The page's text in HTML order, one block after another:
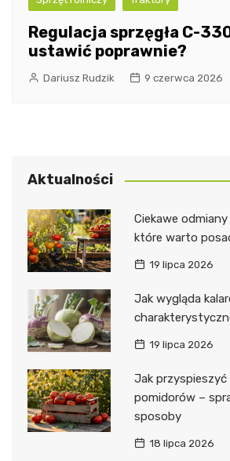
Regulacja sprzęgła C-
ustawić poprawnie?
Dariusz Rudzik 9 czerwca 2026
Aktualności
Ciekawe
które warto
19 lipca 2026
Jak wygląda
19 lipca 2026
Jak przyspieszyć
pomidorów –
sposoby
18 lipca 2026